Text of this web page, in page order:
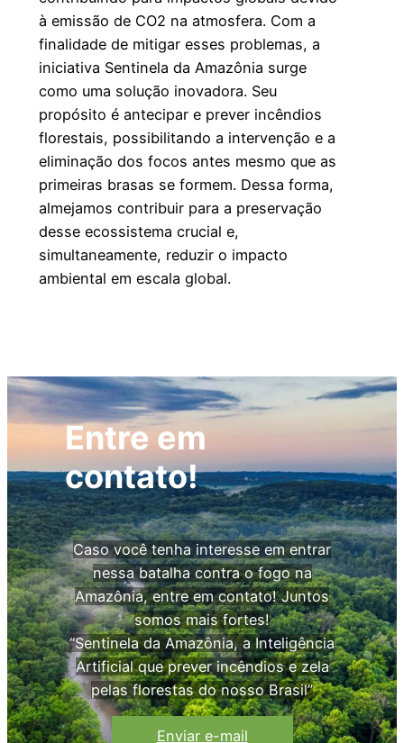
à emissão de CO2 na atmosfera. Com a
finalidade de mitigar esses problemas, a
iniciativa Sentinela da Amazônia surge
como uma solução inovadora. Seu
propósito é antecipar e prever incêndios
florestais, possibilitando a intervenção e a
eliminação dos focos antes mesmo que as
primeiras brasas se formem. Dessa forma,
almejamos contribuir para a preservação
desse ecossistema crucial e,
simultaneamente, reduzir o impacto
ambiental em escala global.
Entre em
contato!
Caso você tenha interesse em entrar
nessa batalha contra o fogo na
Amazônia, entre em contato! Juntos
somos mais fortes!
“Sentinela da Amazônia, a Inteligência
Artificial que prever incêndios e zela
pelas florestas do nosso Brasil”
Enviar e-mail